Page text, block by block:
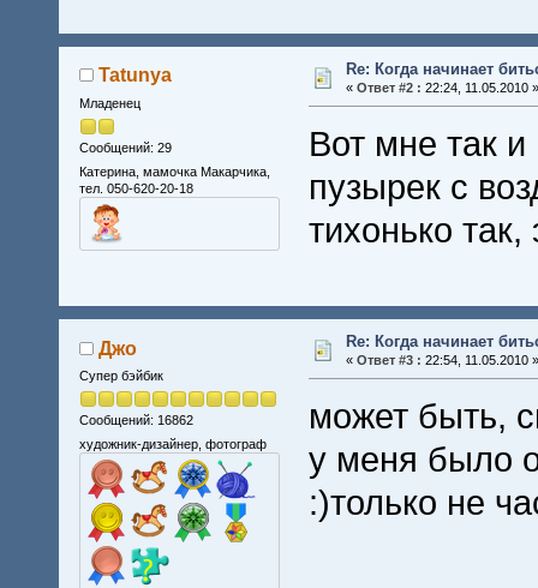
Tatunya
Младенец
Сообщений: 29
Катерина, мамочка Макарчика,
тел. 050-620-20-18
Re: Когда начинает
« Ответ #2 : 22:24, 11.05.2010 »
Вот мне так и
пузырек с
тихонько
Джо
Супер бэйбик
Сообщений: 16862
художник-дизайнер, фотограф
Re: Когда начинает
« Ответ #3 : 22:54, 11.05.2010 »
может быть,
у меня было
:)только не